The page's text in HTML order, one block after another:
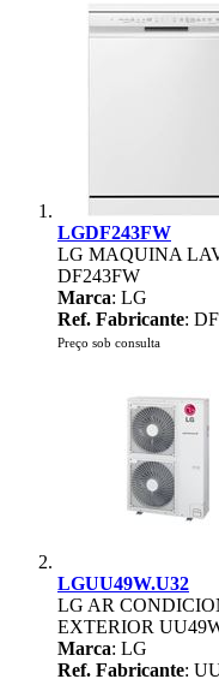
LGDF243FW
LG MAQUINA
DF243FW
Marca: LG
Ref. Fabricante:
Preço sob consulta
LGUU49W.U32
LG AR
EXTERIOR
Marca: LG
Ref. Fabricante: